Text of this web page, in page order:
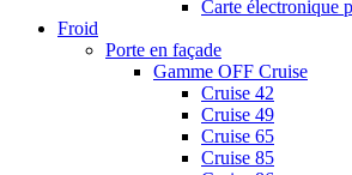
Carte électronique
Froid
Porte en façade
Gamme OFF Cruise
Cruise 42
Cruise 49
Cruise 65
Cruise 85